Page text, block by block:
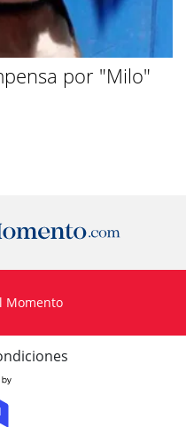
por "Milo"
Momento